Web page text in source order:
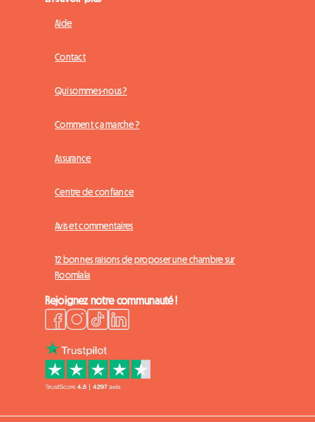
Aide
Contact
Qui sommes-nous ?
Comment ça marche ?
Assurance
Centre de confiance
Avis et commentaires
12 bonnes raisons de proposer une chambre sur
Roomlala
Rejoignez notre communauté !